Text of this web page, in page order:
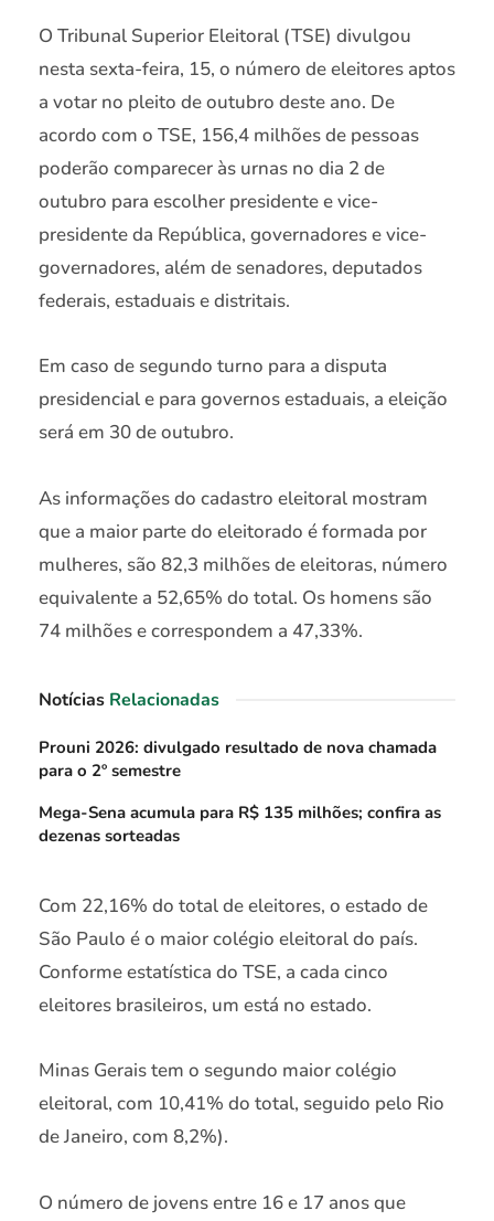
O Tribunal Superior Eleitoral (TSE) divulgou
nesta sexta-feira, 15, o número de eleitores aptos
a votar no pleito de outubro deste ano. De
acordo com o TSE, 156,4 milhões de pessoas
poderão comparecer às urnas no dia 2 de
outubro para escolher presidente e vice-
presidente da República, governadores e vice-
governadores, além de senadores, deputados
federais, estaduais e distritais.
Em caso de segundo turno para a disputa
presidencial e para governos estaduais, a eleição
será em 30 de outubro.
As informações do cadastro eleitoral mostram
que a maior parte do eleitorado é formada por
mulheres, são 82,3 milhões de eleitoras, número
equivalente a 52,65% do total. Os homens são
74 milhões e correspondem a 47,33%.
Notícias Relacionadas
Prouni 2026: divulgado resultado de nova chamada
para o 2º semestre
Mega-Sena acumula para R$ 135 milhões; confira as
dezenas sorteadas
Com 22,16% do total de eleitores, o estado de
São Paulo é o maior colégio eleitoral do país.
Conforme estatística do TSE, a cada cinco
eleitores brasileiros, um está no estado.
Minas Gerais tem o segundo maior colégio
eleitoral, com 10,41% do total, seguido pelo Rio
de Janeiro, com 8,2%).
O número de jovens entre 16 e 17 anos que